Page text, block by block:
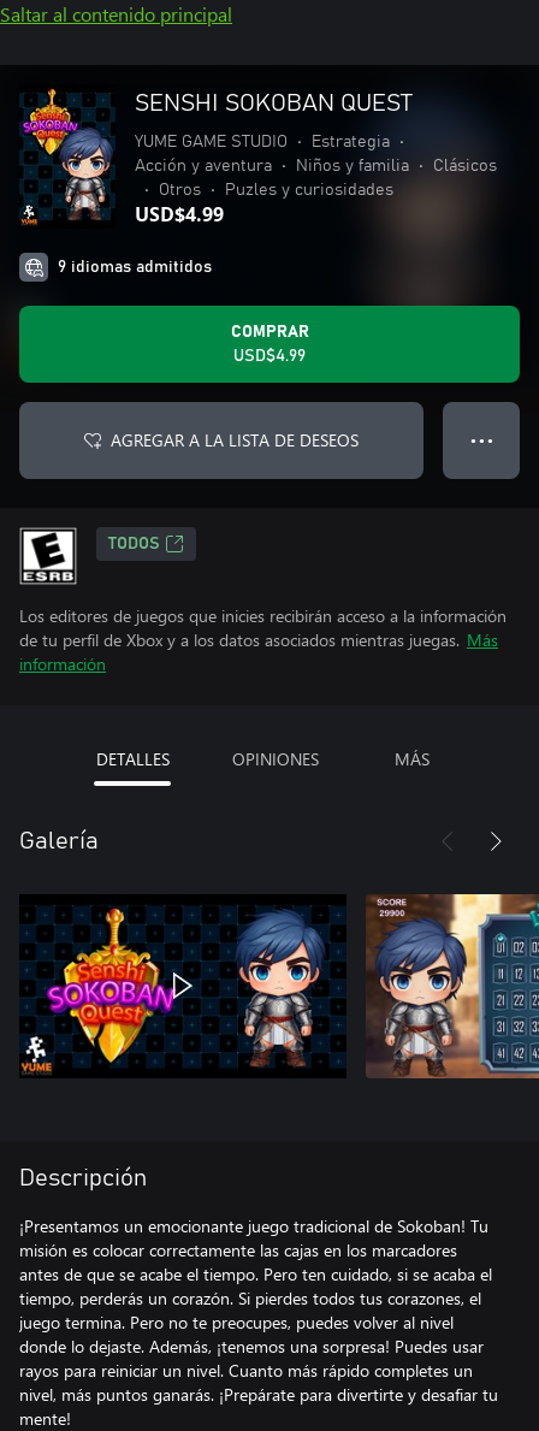
Saltar al contenido principal
SENSHI SOKOBAN QUEST
YUME GAME STUDIO • Estrategia
•
Acción y aventura
• Niños y familia •
Clásicos
•
Otros • Puzles y curiosidades
USD$4.99
9 idiomas admitidos
COMPRAR
USD$4.99
AGREGAR A LA LISTA DE DESEOS ● ● ●
TODOS
Los editores de juegos que inicies recibirán acceso a la información
de tu perfil de Xbox y a los datos asociados mientras juegas. Más
información
DETALLES OPINIONES MÁS
Galería
Descripción
¡Presentamos un emocionante juego tradicional de Sokoban! Tu
misión es colocar correctamente las cajas en los marcadores
antes de que se acabe el tiempo. Pero ten cuidado, si se acaba el
tiempo, perderás un corazón. Si pierdes todos tus corazones, el
juego termina. Pero no te preocupes, puedes volver al nivel
donde lo dejaste. Además, ¡tenemos una sorpresa! Puedes usar
rayos para reiniciar un nivel. Cuanto más rápido completes un
nivel, más puntos ganarás. ¡Prepárate para divertirte y desafiar tu
mente!